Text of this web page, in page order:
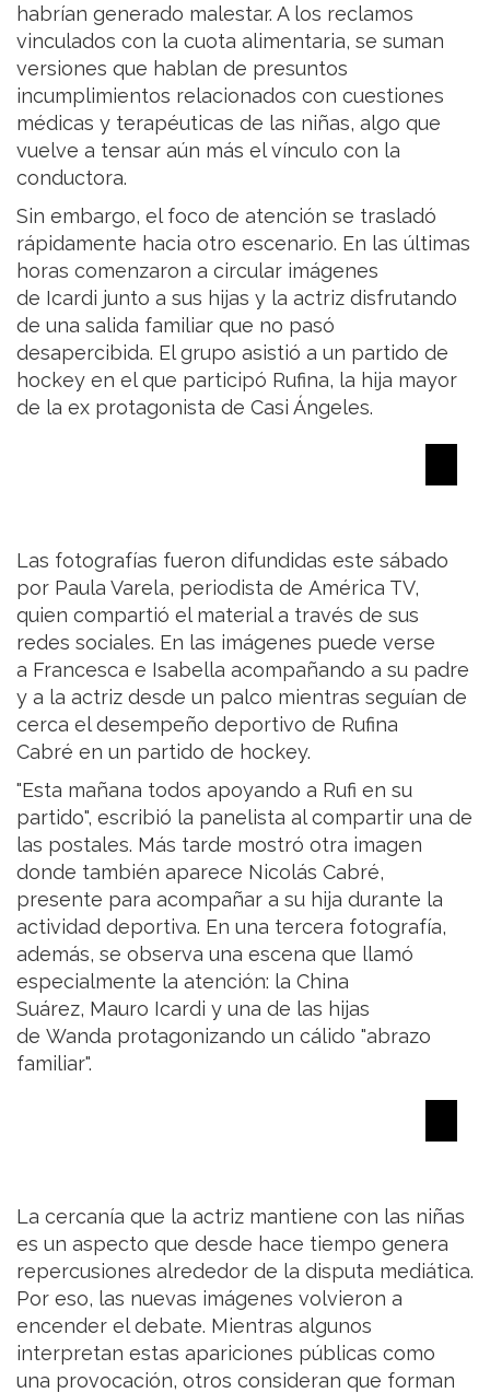
habrían generado malestar. A los reclamos
vinculados con la cuota alimentaria, se suman
versiones que hablan de presuntos
incumplimientos relacionados con cuestiones
médicas y terapéuticas de las niñas, algo que
vuelve a tensar aún más el vínculo con la
conductora.
Sin embargo, el foco de atención se trasladó
rápidamente hacia otro escenario. En las últimas
horas comenzaron a circular imágenes
de Icardi junto a sus hijas y la actriz disfrutando
de una salida familiar que no pasó
desapercibida. El grupo asistió a un partido de
hockey en el que participó Rufina, la hija mayor
de la ex protagonista de Casi Ángeles.
Las fotografías fueron difundidas este sábado
por Paula Varela, periodista de América TV,
quien compartió el material a través de sus
redes sociales. En las imágenes puede verse
a Francesca e Isabella acompañando a su padre
y a la actriz desde un palco mientras seguían de
cerca el desempeño deportivo de Rufina
Cabré en un partido de hockey.
"Esta mañana todos apoyando a Rufi en su
partido", escribió la panelista al compartir una de
las postales. Más tarde mostró otra imagen
donde también aparece Nicolás Cabré,
presente para acompañar a su hija durante la
actividad deportiva. En una tercera fotografía,
además, se observa una escena que llamó
especialmente la atención: la China
Suárez, Mauro Icardi y una de las hijas
de Wanda protagonizando un cálido "abrazo
familiar".
La cercanía que la actriz mantiene con las niñas
es un aspecto que desde hace tiempo genera
repercusiones alrededor de la disputa mediática.
Por eso, las nuevas imágenes volvieron a
encender el debate. Mientras algunos
interpretan estas apariciones públicas como
una provocación, otros consideran que forman